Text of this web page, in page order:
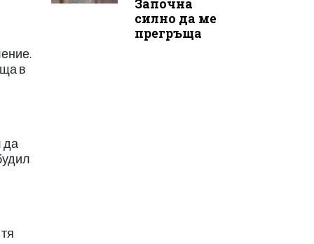
в
да
Започна
силно да ме
прегръща